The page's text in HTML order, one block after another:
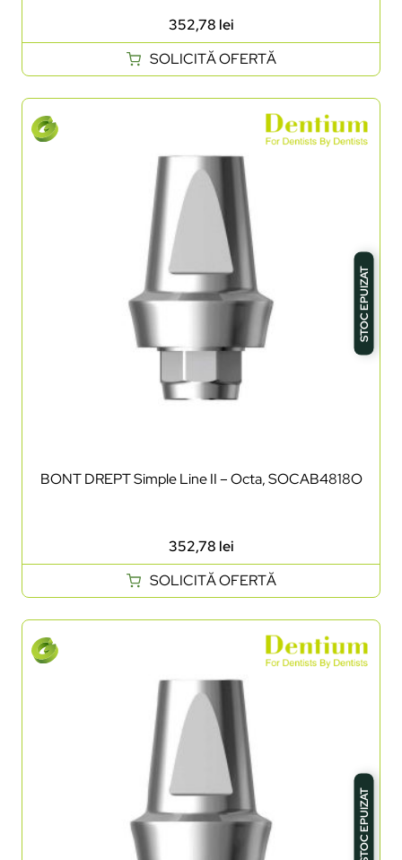
352,78 lei
SOLICITĂ OFERTĂ
STOC EPUIZAT
BONT DREPT Simple Line II – Octa, SOCAB4818O
352,78 lei
SOLICITĂ OFERTĂ
STOC EPUIZAT